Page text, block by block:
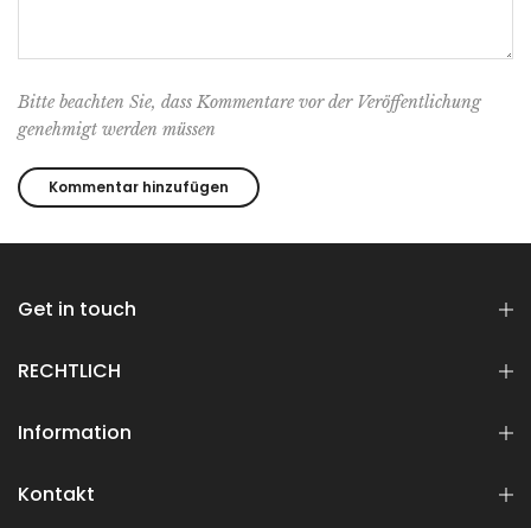
Bitte beachten Sie, dass Kommentare vor der Veröffentlichung
genehmigt werden müssen
Get in touch
RECHTLICH
Information
Kontakt